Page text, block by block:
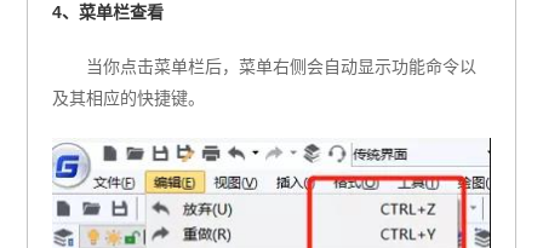
4、菜单栏查看
当你点击菜单栏后，菜单右侧会自动显示功能命令以
及其相应的快捷键。